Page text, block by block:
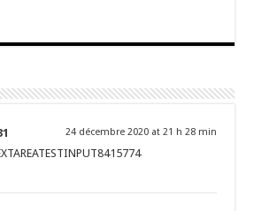
24 décembre 2020 at 21 h 28 min